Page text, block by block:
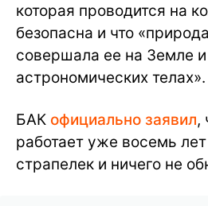
которая проводится на
безопасна и что
совершала ее на Земле
астрономических телах».
БАК официально заявил,
работает уже восемь
страпелек и ничего не